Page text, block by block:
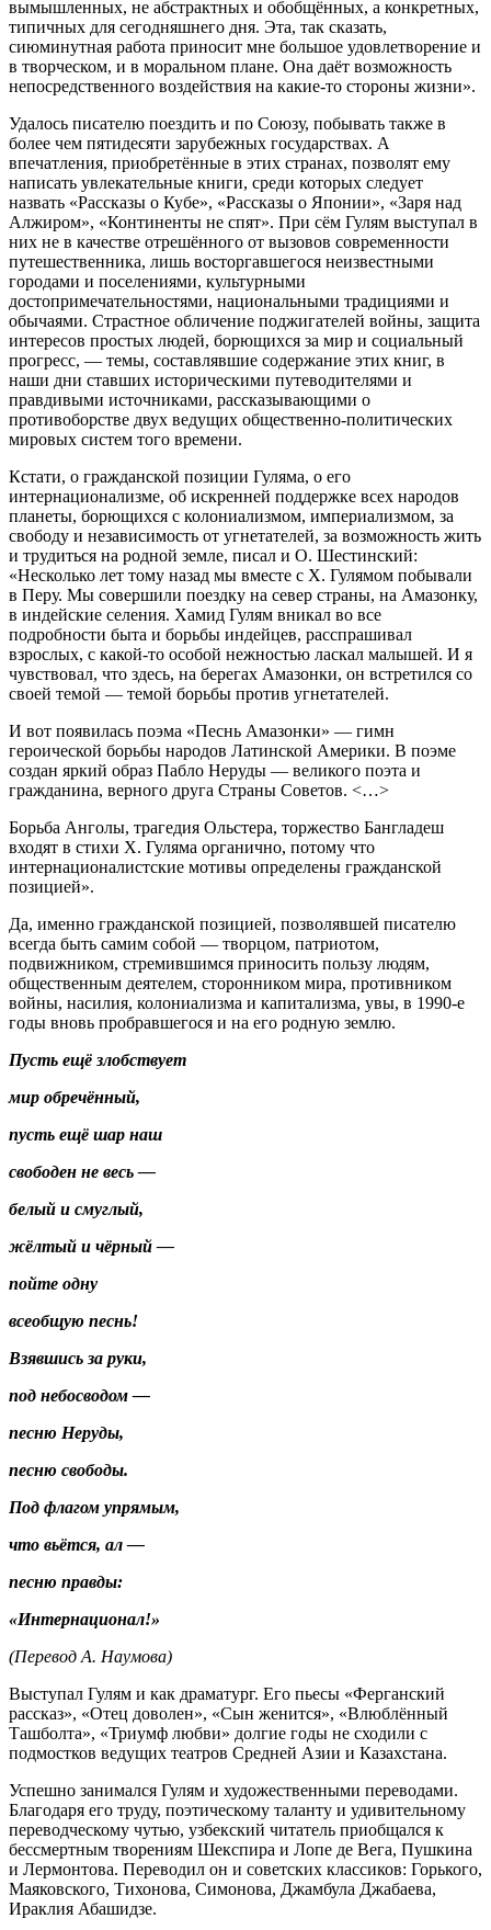
вымышленных, не абстрактных и обобщённых, а конкретных,
типичных для сегодняшнего дня. Эта, так сказать,
сиюминутная работа приносит мне большое удовлетворение и
в творческом, и в моральном плане. Она даёт возможность
непосредственного воздействия на какие-то стороны жизни».
Удалось писателю поездить и по Союзу, побывать также в
более чем пятидесяти зарубежных государствах. А
впечатления, приобретённые в этих странах, позволят ему
написать увлекательные книги, среди которых следует
назвать «Рассказы о Кубе», «Рассказы о Японии», «Заря над
Алжиром», «Континенты не спят». При сём Гулям выступал в
них не в качестве отрешённого от вызовов современности
путешественника, лишь восторгавшегося неизвестными
городами и поселениями, культурными
достопримечательностями, национальными традициями и
обычаями. Страстное обличение поджигателей войны, защита
интересов простых людей, борющихся за мир и социальный
прогресс, — темы, составлявшие содержание этих книг, в
наши дни ставших историческими путеводителями и
правдивыми источниками, рассказывающими о
противоборстве двух ведущих общественно-политических
мировых систем того времени.
Кстати, о гражданской позиции Гуляма, о его
интернационализме, об искренней поддержке всех народов
планеты, борющихся с колониализмом, империализмом, за
свободу и независимость от угнетателей, за возможность жить
и трудиться на родной земле, писал и О. Шестинский:
«Несколько лет тому назад мы вместе с Х. Гулямом побывали
в Перу. Мы совершили поездку на север страны, на Амазонку,
в индейские селения. Хамид Гулям вникал во все
подробности быта и борьбы индейцев, расспрашивал
взрослых, с какой-то особой нежностью ласкал малышей. И я
чувствовал, что здесь, на берегах Амазонки, он встретился со
своей темой — темой борьбы против угнетателей.
И вот появилась поэма «Песнь Амазонки» — гимн
героической борьбы народов Латинской Америки. В поэме
создан яркий образ Пабло Неруды — великого поэта и
гражданина, верного друга Страны Советов. <…>
Борьба Анголы, трагедия Ольстера, торжество Бангладеш
входят в стихи Х. Гуляма органично, потому что
интернационалистские мотивы определены гражданской
позицией».
Да, именно гражданской позицией, позволявшей писателю
всегда быть самим собой — творцом, патриотом,
подвижником, стремившимся приносить пользу людям,
общественным деятелем, сторонником мира, противником
войны, насилия, колониализма и капитализма, увы, в 1990-е
годы вновь пробравшегося и на его родную землю.
Пусть ещё злобствует
мир обречённый,
пусть ещё шар наш
свободен не весь —
белый и смуглый,
жёлтый и чёрный —
пойте одну
всеобщую песнь!
Взявшись за руки,
под небосводом —
песню Неруды,
песню свободы.
Под флагом упрямым,
что вьётся, ал —
песню правды:
«Интернационал!»
(Перевод А. Наумова)
Выступал Гулям и как драматург. Его пьесы «Ферганский
рассказ», «Отец доволен», «Сын женится», «Влюблённый
Ташболта», «Триумф любви» долгие годы не сходили с
подмостков ведущих театров Средней Азии и Казахстана.
Успешно занимался Гулям и художественными переводами.
Благодаря его труду, поэтическому таланту и удивительному
переводческому чутью, узбекский читатель приобщался к
бессмертным творениям Шекспира и Лопе де Вега, Пушкина
и Лермонтова. Переводил он и советских классиков: Горького,
Маяковского, Тихонова, Симонова, Джамбула Джабаева,
Ираклия Абашидзе.